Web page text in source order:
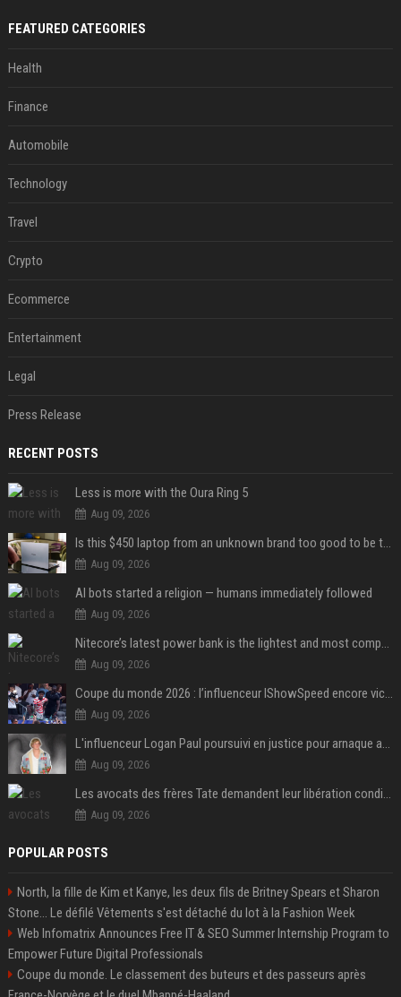
FEATURED CATEGORIES
Health
Finance
Automobile
Technology
Travel
Crypto
Ecommerce
Entertainment
Legal
Press Release
RECENT POSTS
Less is more with the Oura Ring 5
Aug 09, 2026
Is this $450 laptop from an unknown brand too good to be true?
Aug 09, 2026
AI bots started a religion — humans immediately followed
Aug 09, 2026
Nitecore’s latest power bank is the lightest and most compact yet
Aug 09, 2026
Coupe du monde 2026 : l’influenceur IShowSpeed encore victime d’actes racistes de supporters argentins
Aug 09, 2026
L'influenceur Logan Paul poursuivi en justice pour arnaque aux NFTs
Aug 09, 2026
Les avocats des frères Tate demandent leur libération conditionnelle
Aug 09, 2026
POPULAR POSTS
North, la fille de Kim et Kanye, les deux fils de Britney Spears et Sharon
Stone... Le défilé Vêtements s'est détaché du lot à la Fashion Week
Web Infomatrix Announces Free IT & SEO Summer Internship Program to
Empower Future Digital Professionals
Coupe du monde. Le classement des buteurs et des passeurs après